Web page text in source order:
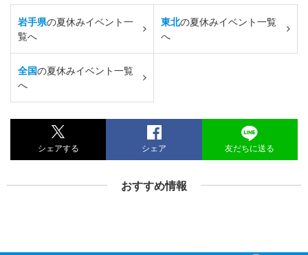
岩手県の夏休みイベント一
覧へ
東北の夏休みイベント一覧
へ
全国の夏休みイベント一覧
へ
シェアする シェア 友だちに送る
おすすめ情報